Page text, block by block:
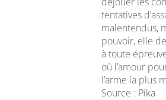
tentatives
malentendus,
pouvoir, elle
à toute
où l’amour
l’arme la plus
Source : Pika